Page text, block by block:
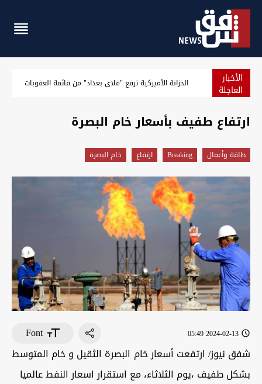
الأخبار
العاجلة
توصية باكستانية لتعزيز العلاقة مع العراق إثر "دوره الإقليمي الجديد" الخزانة
ارتفاع طفيف بأسعار خام البصرة
طاقة وأعمال Breaking ارتفاع خام البصرة
2024-02-13 05:49
Font
شفق نيوز/ ارتفعت أسعار خام البصرة الثقيل و خام المتوسط
بشكل طفيف ،يوم الثلاثاء، مع استقرار اسعار النفط عالميا